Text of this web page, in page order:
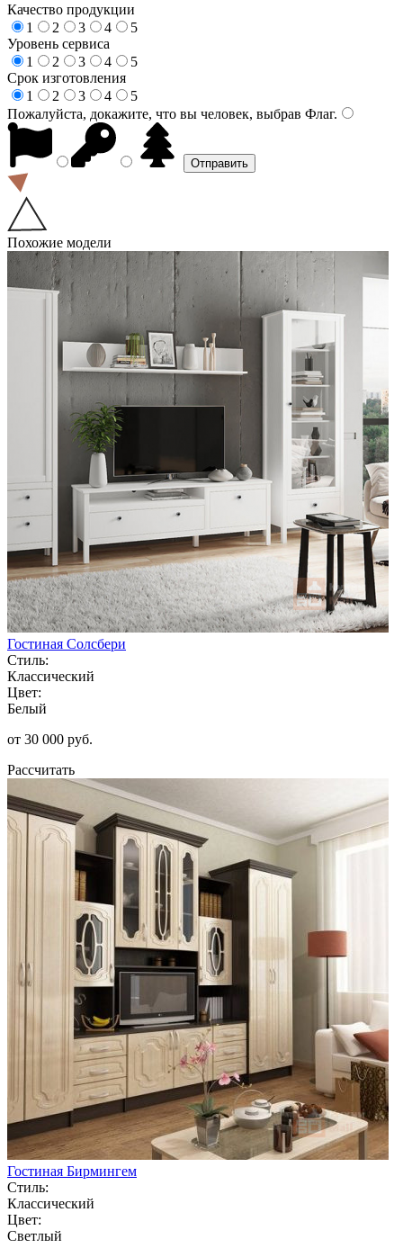
Качество продукции
1
2 3 4
5
Уровень сервиса
1
2 3 4
5
Срок изготовления
1
2 3 4
5
Пожалуйста, докажите, что вы человек, выбрав Флаг.
Похожие модели
Гостиная Солсбери
Стиль:
Классический
Цвет:
Белый
от 30 000 руб.
Рассчитать
Гостиная Бирмингем
Стиль:
Классический
Цвет:
Светлый